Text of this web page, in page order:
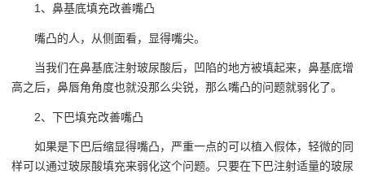
1、鼻基底填充改善嘴凸
嘴凸的人，从侧面看，显得嘴尖。
当我们在鼻基底注射玻尿酸后，凹陷的地方被填起来，鼻基底增
高之后，鼻唇角角度也就没那么尖锐，那么嘴凸的问题就弱化了。
2、下巴填充改善嘴凸
如果是下巴后缩显得嘴凸，严重一点的可以植入假体，轻微的同
样可以通过玻尿酸填充来弱化这个问题。只要在下巴注射适量的玻尿